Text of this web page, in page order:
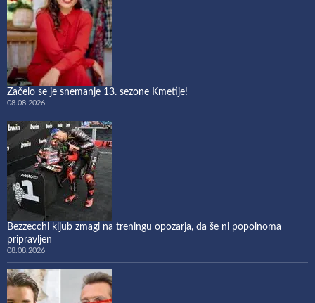
Začelo se je snemanje 13. sezone Kmetije!
08.08.2026
Bezzecchi kljub zmagi na treningu opozarja, da še ni popolnoma
pripravljen
08.08.2026